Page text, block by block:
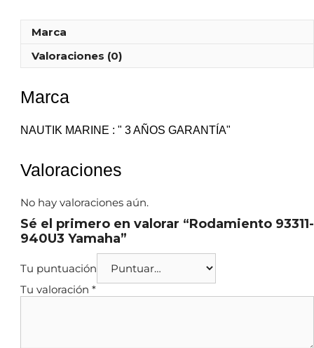
Marca
Valoraciones (0)
Marca
NAUTIK MARINE : " 3 AÑOS GARANTÍA"
Valoraciones
No hay valoraciones aún.
Sé el primero en valorar “Rodamiento 93311-
940U3 Yamaha”
Tu puntuación
Tu valoración *